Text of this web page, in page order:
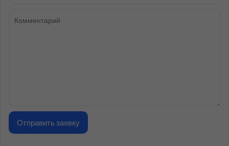
Отправить заявку